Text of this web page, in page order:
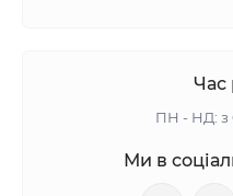
Час
ПН - НД: з
Ми в